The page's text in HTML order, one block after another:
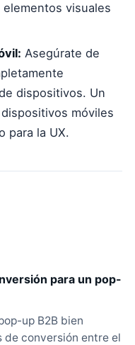
visuales
Asegúrate de
dispositivos. Un
móviles
para la UX.
para un pop-
up B2B bien
de conversión entre el